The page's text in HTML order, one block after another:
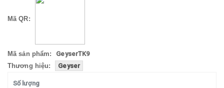
Mã QR:
Mã sản phẩm:
GeyserTK9
Thương hiệu:
Geyser
Số lượng